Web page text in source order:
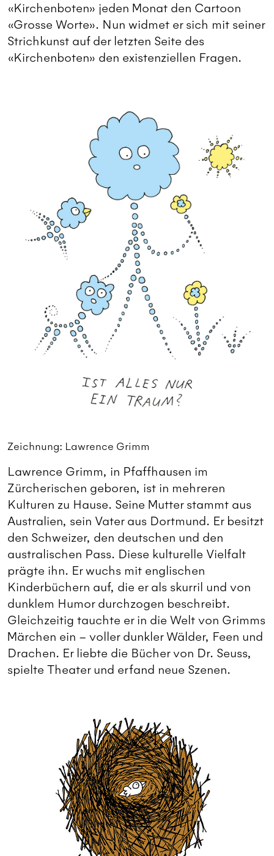
«Kirchenboten» jeden Monat den Cartoon
«Grosse Worte». Nun widmet er sich mit seiner
Strichkunst auf der letzten Seite des
«Kirchenboten» den existenziellen Fragen.
Zeichnung: Lawrence Grimm
Lawrence Grimm, in Pfaffhausen im
Zürcherischen geboren, ist in mehreren
Kulturen zu Hause. Seine Mutter stammt aus
Australien, sein Vater aus Dortmund. Er besitzt
den Schweizer, den deutschen und den
australischen Pass. Diese kulturelle Vielfalt
prägte ihn. Er wuchs mit englischen
Kinderbüchern auf, die er als skurril und von
dunklem Humor durchzogen beschreibt.
Gleichzeitig tauchte er in die Welt von Grimms
Märchen ein – voller dunkler Wälder, Feen und
Drachen. Er liebte die Bücher von Dr. Seuss,
spielte Theater und erfand neue Szenen.